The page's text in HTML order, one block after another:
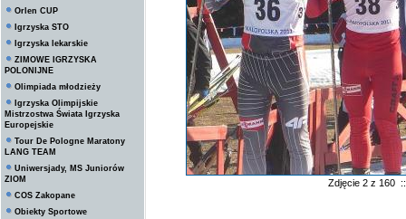
Orlen CUP
Igrzyska STO
Igrzyska lekarskie
ZIMOWE IGRZYSKA
POLONIJNE
Olimpiada młodzieży
Igrzyska Olimpijskie
Mistrzostwa Świata Igrzyska
Europejskie
Tour De Pologne Maratony
LANG TEAM
Uniwersjady, MS Juniorów
ZIOM
COS Zakopane
Obiekty Sportowe
Zdjęcie 2 z 160